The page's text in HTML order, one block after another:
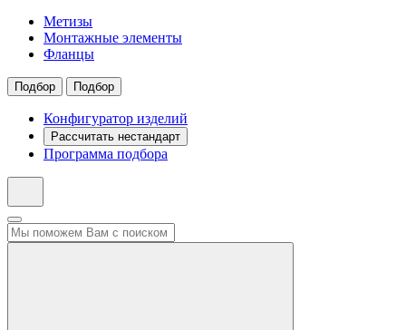
Метизы
Монтажные элементы
Фланцы
Подбор Подбор
Конфигуратор изделий
Рассчитать нестандарт
Программа подбора